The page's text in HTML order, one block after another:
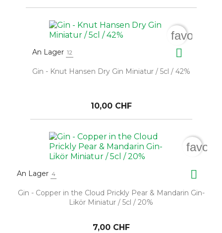
An Lager 12 
Gin - Knut Hansen Dry Gin Miniatur / 5cl / 42%
10,00 CHF
An Lager 4 
Gin - Copper in the Cloud Prickly Pear & Mandarin Gin-
Likör Miniatur / 5cl / 20%
7,00 CHF